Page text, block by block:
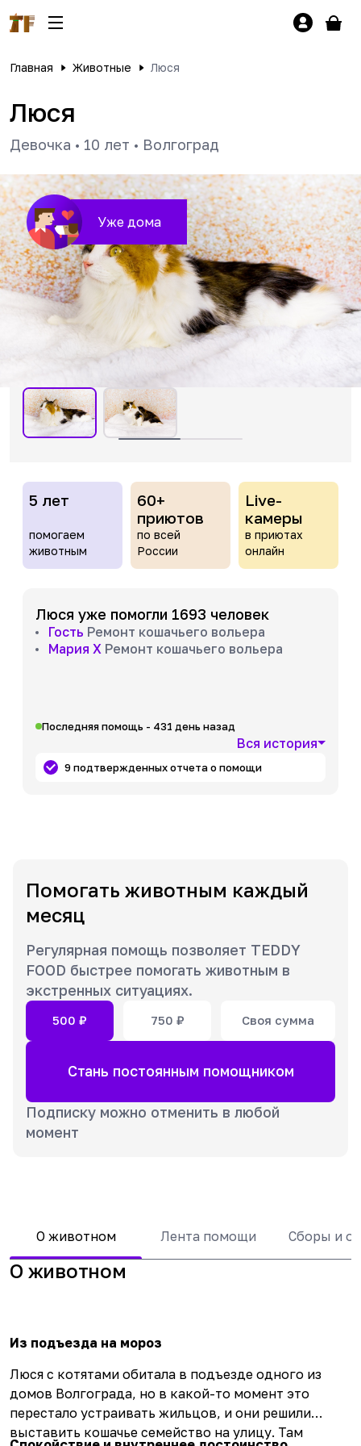
Главная Животные Люся
Люся
Девочка • 10 лет • Волгоград
Уже дома
5 лет
помогаем
животным
60+
приютов
по всей
России
Live-
камеры
в приютах
онлайн
Люся уже помогли 1693 человек
Гость Ремонт кошачьего вольера
Мария Х Ремонт кошачьего вольера
Последняя помощь - 431 день назад
Вся история
9 подтвержденных отчета о помощи
Помогать животным каждый
месяц
Регулярная помощь позволяет TEDDY
FOOD быстрее помогать животным в
экстренных ситуациях.
500 ₽ 750 ₽ Своя сумма
Стань постоянным помощником
Подписку можно отменить в любой
момент
О животном Лента помощи Сборы и
О животном
Из подъезда на мороз
Люся с котятами обитала в подъезде одного из
домов Волгограда, но в какой-то момент это
перестало устраивать жильцов, и они решили
выставить кошачье семейство на улицу. Там